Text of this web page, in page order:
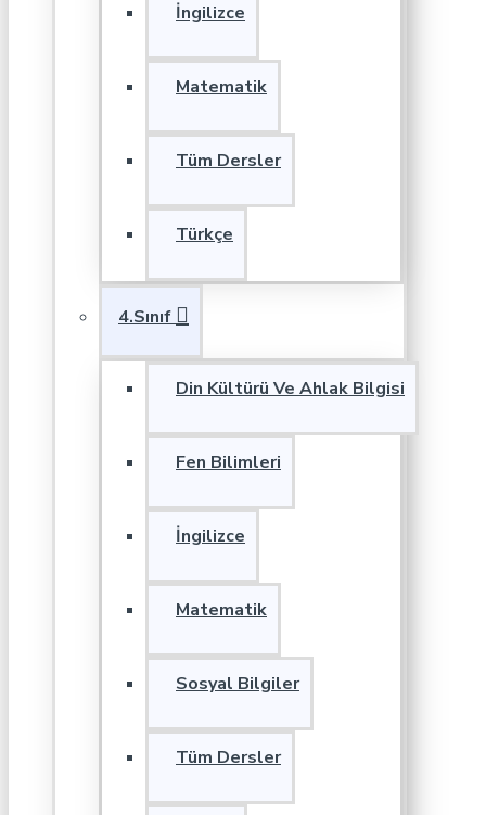
İngilizce
Matematik
Tüm Dersler
Türkçe
4.Sınıf
Din Kültürü Ve Ahlak Bilgisi
Fen Bilimleri
İngilizce
Matematik
Sosyal Bilgiler
Tüm Dersler